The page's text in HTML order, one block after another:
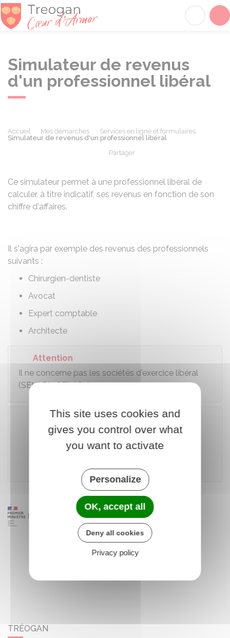
Simulateur de revenus
d'un professionnel libéral
Accueil Mes démarches
Services en ligne et formulaires
Simulateur de revenus d'un professionnel libéral
Partager
Ce simulateur permet à une professionnel libéral de
calculer, à titre indicatif, ses revenus en fonction de son
chiffre d'affaires.
Il s'agira par exemple des revenus des professionnels
suivants :
Chirurgien-dentiste
Avocat
Expert comptable
Architecte
Attention
Il ne concerne pas les sociétés d'exercice libéral
(SELARL, SELAS...).
Accéder au simulateur
TRÉOGAN
This site uses cookies and
gives you control over what
you want to activate
Personalize
OK, accept all
Deny all cookies
Privacy policy